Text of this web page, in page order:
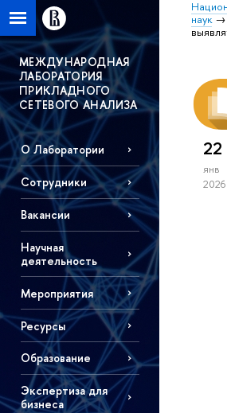
наук
МЕЖДУНАРОДНАЯ
ЛАБОРАТОРИЯ
ПРИКЛАДНОГО
СЕТЕВОГО АНАЛИЗА
О Лаборатории
Сотрудники
Вакансии
Научная
деятельность
Мероприятия
Ресурсы
Образование
Экспертиза для
бизнеса
22
янв
2026